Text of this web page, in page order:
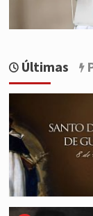
Últimas